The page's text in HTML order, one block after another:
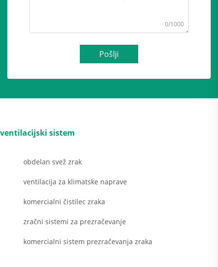
0/1000
Pošlji
ventilacijski sistem
obdelan svež zrak
ventilacija za klimatske naprave
komercialni čistilec zraka
zračni sistemi za prezračevanje
komercialni sistem prezračevanja zraka